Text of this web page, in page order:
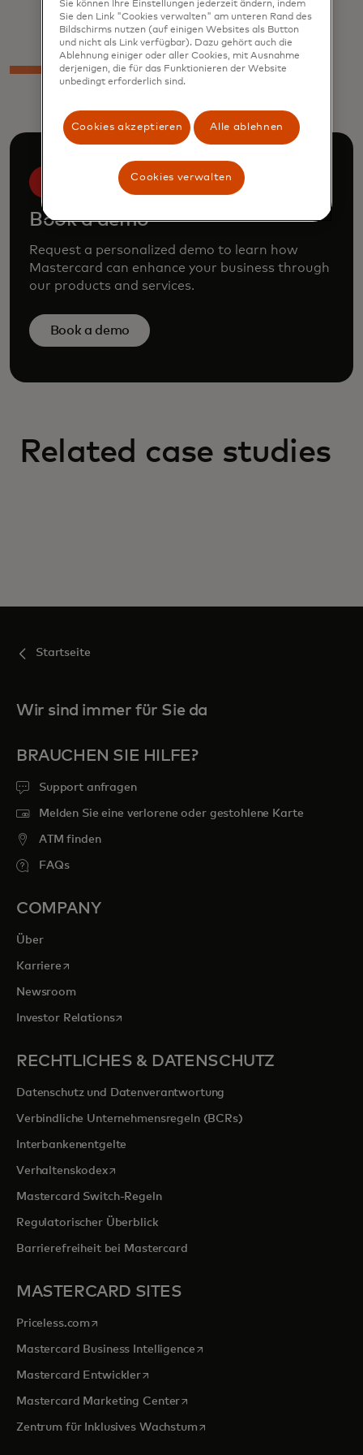
Indonesia
Book a demo
Request a personalized demo to learn how
Mastercard can enhance your business through
our products and services.
Book a demo
Related case studies
Startseite
Wir sind immer für Sie da
BRAUCHEN SIE HILFE?
Support anfragen
Melden Sie eine verlorene oder gestohlene Karte
ATM finden
FAQs
COMPANY
Über
Karrierewird in einer neuen Registerkarte geöffnet
Newsroom
Investor Relationswird in einer neuen Registerkarte geöffnet
RECHTLICHES & DATENSCHUTZ
Datenschutz und Datenverantwortung
Verbindliche Unternehmensregeln (BCRs)
Interbankenentgelte
Verhaltenskodexwird in einer neuen Registerkarte geöffnet
Mastercard Switch-Regeln
Regulatorischer Überblick
Barrierefreiheit bei Mastercard
MASTERCARD SITES
Priceless.com wird in einer neuen Registerkarte geöffnet
Mastercard Business Intelligencewird in einer neuen
Mastercard Entwicklerwird in einer neuen Registerkarte
Mastercard Marketing Centerwird in einer neuen
Zentrum für Inklusives Wachstumwird in einer neuen
Sie können Ihre Einstellungen jederzeit ändern, indem
Sie den Link "Cookies verwalten" am unteren Rand des
Bildschirms nutzen (auf einigen Websites als Button
und nicht als Link verfügbar). Dazu gehört auch die
Ablehnung einiger oder aller Cookies, mit Ausnahme
derjenigen, die für das Funktionieren der Website
unbedingt erforderlich sind.
Cookies akzeptieren Alle ablehnen
Cookies verwalten